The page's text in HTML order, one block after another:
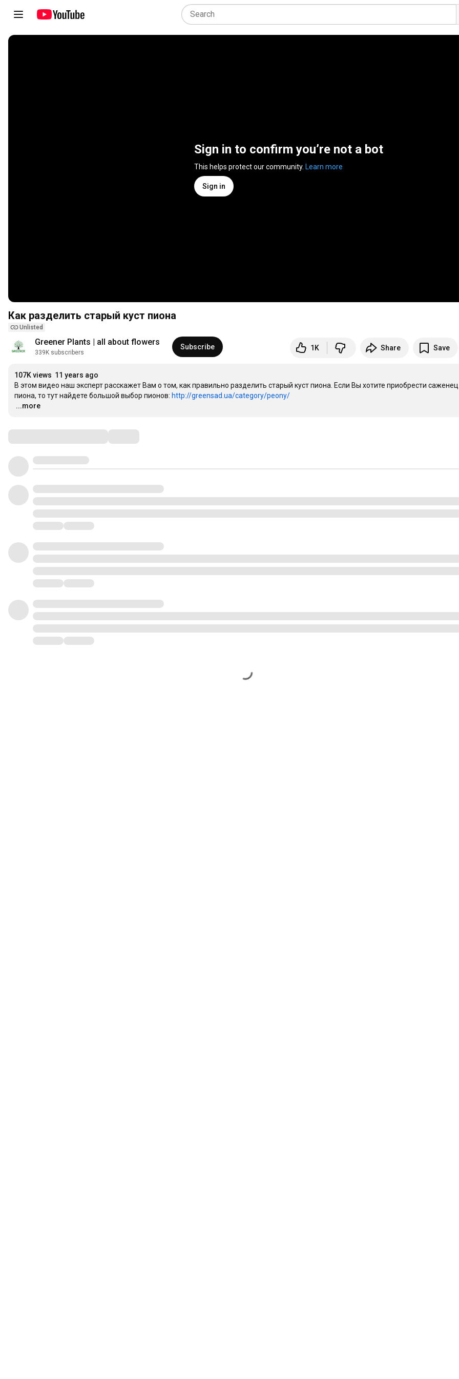
Sign in to confirm you’re not a bot
This helps protect our community. Learn more
Sign in
Как разделить старый куст пиона
Unlisted
Greener Plants | all about flowers
339K subscribers
Subscribe 1K Share Save
107K views 11 years ago
В этом видео наш эксперт расскажет Вам о том, как правильно разделить старый куст пиона. Если Вы хотите приобрести саженец
пиона, то тут найдете большой выбор пионов: http://greensad.ua/category/peony/
…
...more